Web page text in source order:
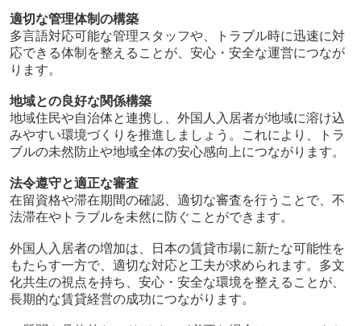
適切な管理体制の構築
多言語対応可能な管理スタッフや、トラブル時に迅速に対
応できる体制を整えることが、安心・安全な運営につなが
ります。
地域との良好な関係構築
地域住民や自治体と連携し、外国人入居者が地域に溶け込
みやすい環境づくりを推進しましょう。これにより、トラ
ブルの未然防止や地域全体の安心感向上につながります。
法令遵守と適正な審査
在留資格や滞在期間の確認、適切な審査を行うことで、不
法滞在やトラブルを未然に防ぐことができます。
外国人入居者の増加は、日本の賃貸市場に新たな可能性を
もたらす一方で、適切な対応と工夫が求められます。多文
化共生の視点を持ち、安心・安全な環境を整えることが、
長期的な賃貸経営の成功につながります。